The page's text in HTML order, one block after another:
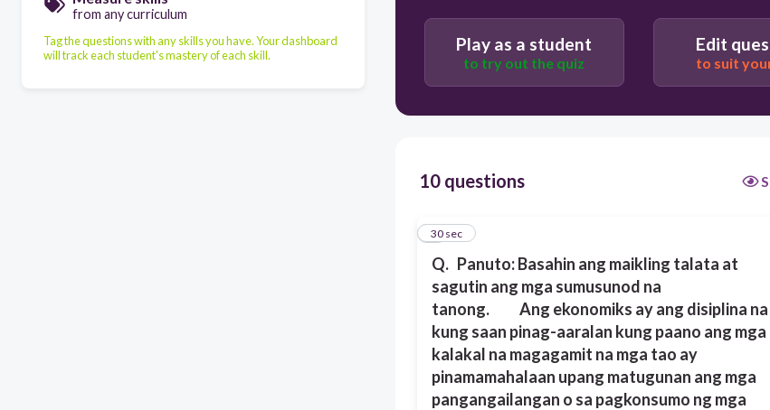
from any curriculum
Tag the questions with any skills you have. Your dashboard
will track each student's mastery of each skill.
Ang kita ay nagdidikta sa paraan ng
pagkonsumo ng isang tao. Kapag ang tao
malaki ang kita mas marami siyang
produkto at serbisyo kaysa sa mababa
nakakaimpluwensya sa pagkonsumo ng
Batay sa binasa, ano ang katangian ng
mabuting ekonomiya?
30
Limitado ang trabaho para sa mga mamamayan.
Play as a student
to try out the quiz
Edit
to suit
10 questions
Q. Panuto: Basahin ang maikling talata at
sagutin ang mga sumusunod na
tanong.Ang ekonomiks ay ang disiplina na
kung saan pinag-aaralan kung paano ang mga
kalakal na magagamit na mga tao ay
pinamamahalaan upang matugunan ang mga
pangangailangan o sa pagkonsumo ng mga
1
30 sec